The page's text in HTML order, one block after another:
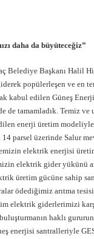
daha da büyüteceğiz”
Belediye Başkanı Halil
popülerleşen ve en
kabul edilen Güneş
de tamamladık. Temiz ve
enerji üretim
parsel üzerinde Salur
elektrik enerjisi
elektrik gider yükünü
üretim gücüne sahip
ödediğimiz arıtma
elektrik giderlerimizi
haklı
enerjisi santralleriyle GES